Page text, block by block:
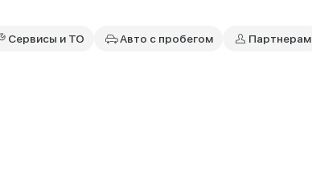
Сервисы и ТО Авто с пробегом Партнерам